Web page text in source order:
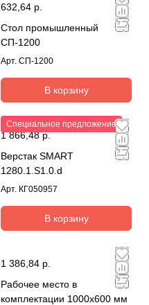
632,64 р.
Стол промышленный
СП-1200
Арт. СП-1200
В корзину
Специальное предложение
1 866,48 р.
Верстак SMART
1280.1.S1.0.d
Арт. КГ050957
В корзину
1 386,84 р.
Рабочее место в
комплектации 1000х600 мм